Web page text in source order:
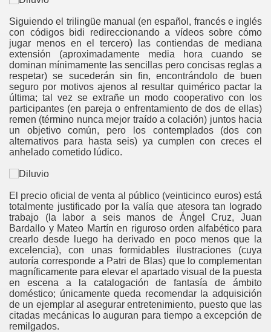
Siguiendo el trilingüe manual (en español, francés e inglés
con códigos bidi redireccionando a vídeos sobre cómo
jugar menos en el tercero) las contiendas de mediana
extensión (aproximadamente media hora cuando se
dominan mínimamente las sencillas pero concisas reglas a
respetar) se sucederán sin fin, encontrándolo de buen
seguro por motivos ajenos al resultar quimérico pactar la
última; tal vez se extrañe un modo cooperativo con los
participantes (en pareja o enfrentamiento de dos de ellas)
remen (término nunca mejor traído a colación) juntos hacia
un objetivo común, pero los contemplados (dos con
alternativos para hasta seis) ya cumplen con creces el
anhelado cometido lúdico.
El precio oficial de venta al público (veinticinco euros) está
totalmente justificado por la valía que atesora tan logrado
trabajo (la labor a seis manos de Ángel Cruz, Juan
Bardallo y Mateo Martín en riguroso orden alfabético para
crearlo desde luego ha derivado en poco menos que la
excelencia), con unas formidables ilustraciones (cuya
autoría corresponde a Patri de Blas) que lo complementan
magníficamente para elevar el apartado visual de la puesta
en escena a la catalogación de fantasía de ámbito
doméstico; únicamente queda recomendar la adquisición
de un ejemplar al asegurar entretenimiento, puesto que las
citadas mecánicas lo auguran para tiempo a excepción de
remilgados.